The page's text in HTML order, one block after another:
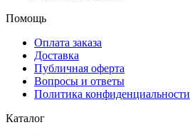
Помощь
Оплата заказа
Доставка
Публичная оферта
Вопросы и ответы
Политика конфиденциальности
Каталог